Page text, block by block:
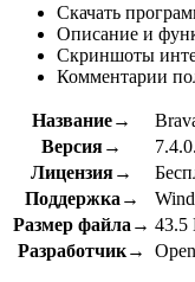
Скачать
Описание и
Скриншоты
Комментарии
Название→
Версия→
Лицензия→
Поддержка→
Размер файла→
Разработчик→